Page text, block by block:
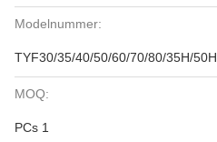
Modelnummer:
TYF30/35/40/50/60/70/80/35H/50H
MOQ:
PCs 1